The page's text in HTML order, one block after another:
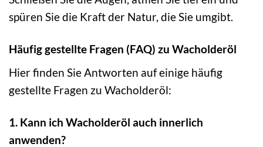
spüren Sie die Kraft der Natur, die Sie umgibt.
Häufig gestellte Fragen (FAQ) zu Wacholderöl
Hier finden Sie Antworten auf einige häufig
gestellte Fragen zu Wacholderöl:
1. Kann ich Wacholderöl auch innerlich
anwenden?